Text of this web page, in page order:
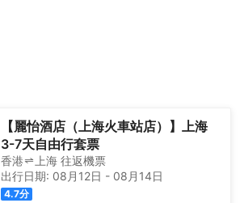
【麗怡酒店（上海火車站店）】上海
3-7天自由行套票
香港 上海 往返機票
出行日期: 08月12日 - 08月14日
4.7分